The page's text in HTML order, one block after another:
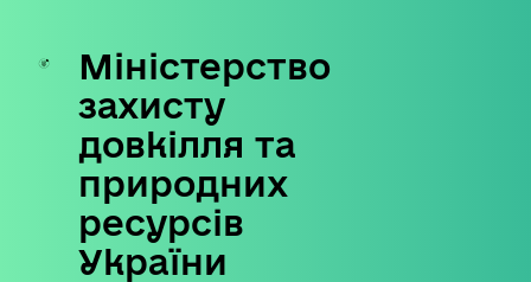
Skip
content
Міністерство
захисту
довкілля та
природних
ресурсів
України